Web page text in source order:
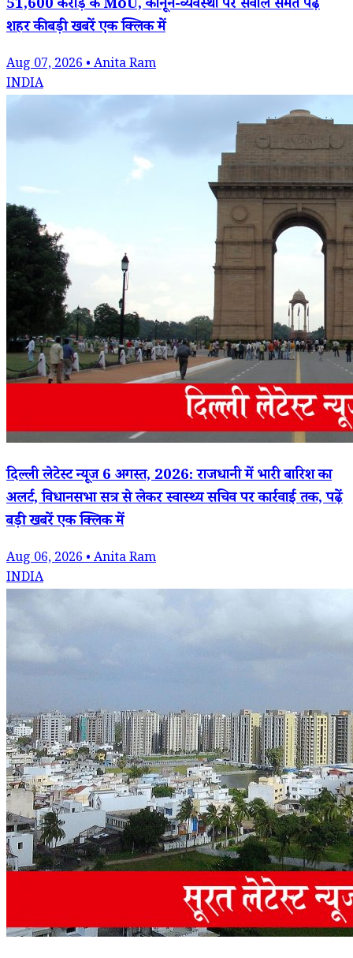
51,600 करोड़ के MoU, कानून-व्यवस्था पर सवाल समेत पढ़ें
शहर की बड़ी खबरें एक क्लिक में
Aug 07, 2026 • Anita Ram
INDIA
दिल्ली लेटेस्ट न्यूज 6 अगस्त, 2026: राजधानी में भारी बारिश का
अलर्ट, विधानसभा सत्र से लेकर स्वास्थ्य सचिव पर कार्रवाई तक, पढ़ें
बड़ी खबरें एक क्लिक में
Aug 06, 2026 • Anita Ram
INDIA